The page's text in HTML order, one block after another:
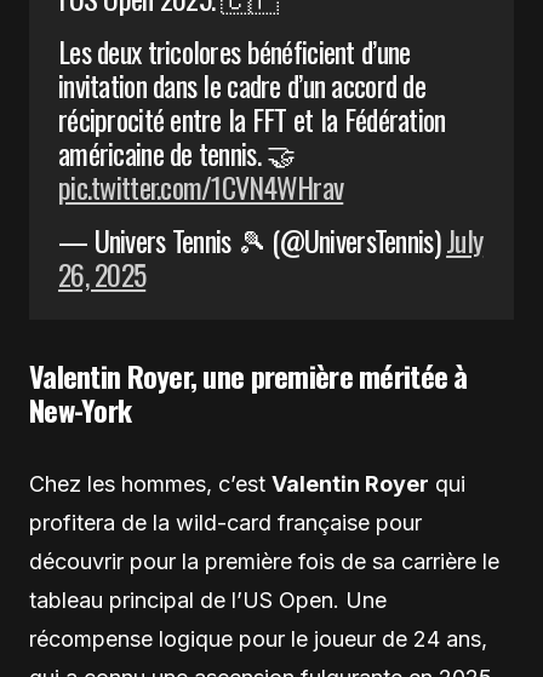
Les deux tricolores bénéficient d’une
invitation dans le cadre d’un accord de
réciprocité entre la FFT et la Fédération
américaine de tennis. 🤝
pic.twitter.com/1CVN4WHrav
— Univers Tennis 🎾 (@UniversTennis)July
26, 2025
Valentin Royer, une première méritée à
New-York
Chez les hommes, c’est Valentin Royer qui
profitera de la wild-card française pour
découvrir pour la première fois de sa carrière le
tableau principal de l’US Open. Une
récompense logique pour le joueur de 24 ans,